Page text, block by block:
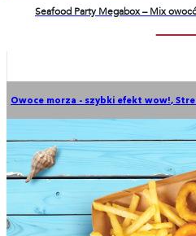
Seafood Party Megabox – Mix
Owoce morza - szybki efekt wow!,